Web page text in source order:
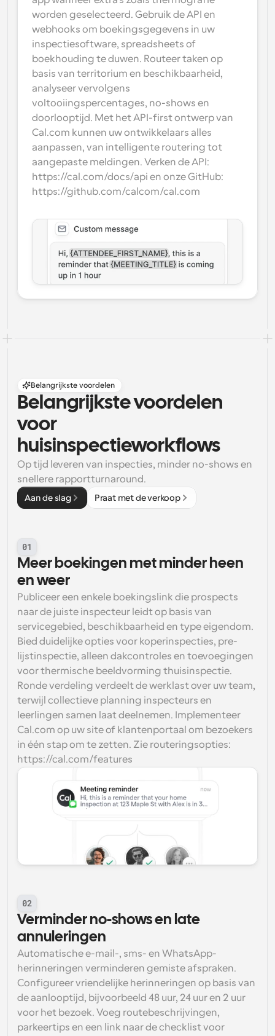
worden geselecteerd. Gebruik de API en
webhooks om boekingsgegevens in uw
inspectiesoftware, spreadsheets of
boekhouding te duwen. Routeer taken op
basis van territorium en beschikbaarheid,
analyseer vervolgens
voltooiingspercentages, no-shows en
doorlooptijd. Met het API-first ontwerp van
Cal.com kunnen uw ontwikkelaars alles
aanpassen, van intelligente routering tot
aangepaste meldingen. Verken de API:
https://cal.com/docs/api en onze GitHub:
https://github.com/calcom/cal.com
Belangrijkste voordelen
Belangrijkste voordelen
voor
huisinspectieworkflows
Op tijd leveren van inspecties, minder no-shows en
snellere rapportturnaround.
Aan de slag Praat met de verkoop
01
Meer boekingen met minder heen
en weer
Publiceer een enkele boekingslink die prospects
naar de juiste inspecteur leidt op basis van
servicegebied, beschikbaarheid en type eigendom.
Bied duidelijke opties voor koperinspecties, pre-
lijstinspectie, alleen dakcontroles en toevoegingen
voor thermische beeldvorming thuisinspectie.
Ronde verdeling verdeelt de werklast over uw team,
terwijl collectieve planning inspecteurs en
leerlingen samen laat deelnemen. Implementeer
Cal.com op uw site of klantenportaal om bezoekers
in één stap om te zetten. Zie routeringsopties:
https://cal.com/features
02
Verminder no-shows en late
annuleringen
Automatische e-mail-, sms- en WhatsApp-
herinneringen verminderen gemiste afspraken.
Configureer vriendelijke herinneringen op basis van
de aanlooptijd, bijvoorbeeld 48 uur, 24 uur en 2 uur
voor het bezoek. Voeg routebeschrijvingen,
parkeertips en een link naar de checklist voor